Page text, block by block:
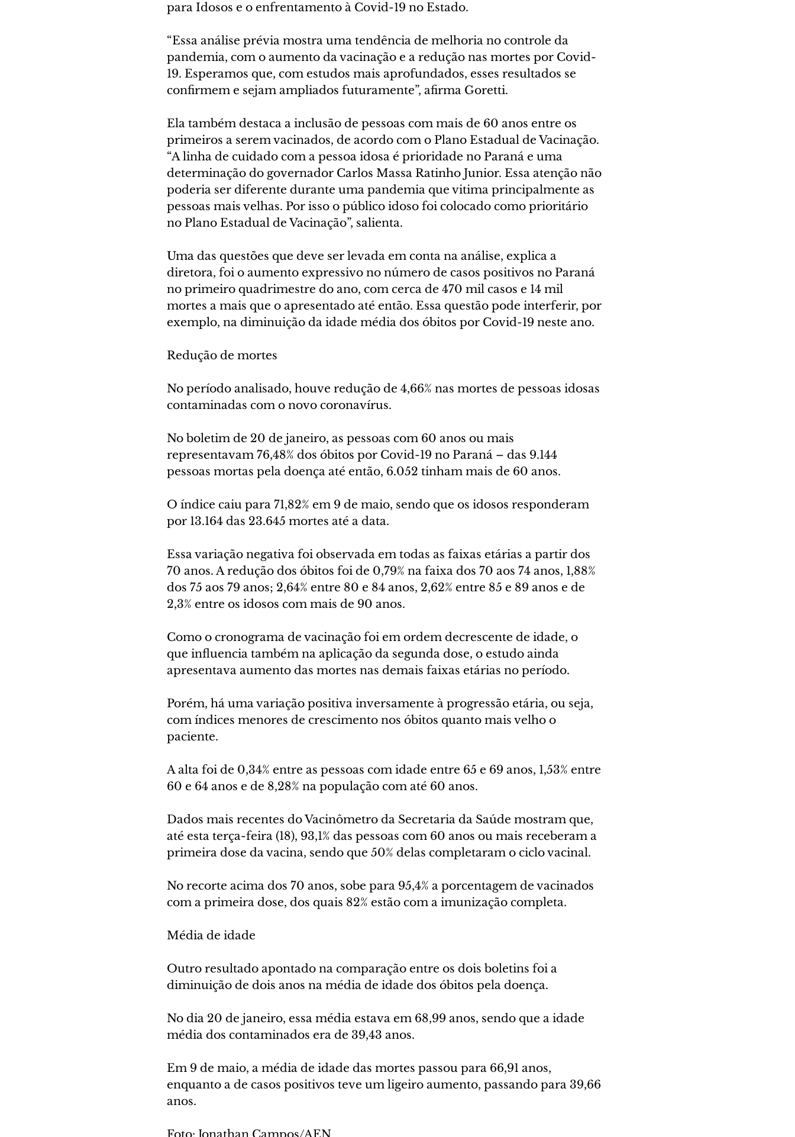
para Idosos e o enfrentamento à Covid-19 no Estado.
“Essa análise prévia mostra uma tendência de melhoria no controle da
pandemia, com o aumento da vacinação e a redução nas mortes por Covid-
19. Esperamos que, com estudos mais aprofundados, esses resultados se
confirmem e sejam ampliados futuramente”, afirma Goretti.
Ela também destaca a inclusão de pessoas com mais de 60 anos entre os
primeiros a serem vacinados, de acordo com o Plano Estadual de Vacinação.
“A linha de cuidado com a pessoa idosa é prioridade no Paraná e uma
determinação do governador Carlos Massa Ratinho Junior. Essa atenção não
poderia ser diferente durante uma pandemia que vitima principalmente as
pessoas mais velhas. Por isso o público idoso foi colocado como prioritário
no Plano Estadual de Vacinação”, salienta.
Uma das questões que deve ser levada em conta na análise, explica a
diretora, foi o aumento expressivo no número de casos positivos no Paraná
no primeiro quadrimestre do ano, com cerca de 470 mil casos e 14 mil
mortes a mais que o apresentado até então. Essa questão pode interferir, por
exemplo, na diminuição da idade média dos óbitos por Covid-19 neste ano.
Redução de mortes
No período analisado, houve redução de 4,66% nas mortes de pessoas idosas
contaminadas com o novo coronavírus.
No boletim de 20 de janeiro, as pessoas com 60 anos ou mais
representavam 76,48% dos óbitos por Covid-19 no Paraná – das 9.144
pessoas mortas pela doença até então, 6.052 tinham mais de 60 anos.
O índice caiu para 71,82% em 9 de maio, sendo que os idosos responderam
por 13.164 das 23.645 mortes até a data.
Essa variação negativa foi observada em todas as faixas etárias a partir dos
70 anos. A redução dos óbitos foi de 0,79% na faixa dos 70 aos 74 anos, 1,88%
dos 75 aos 79 anos; 2,64% entre 80 e 84 anos, 2,62% entre 85 e 89 anos e de
2,3% entre os idosos com mais de 90 anos.
Como o cronograma de vacinação foi em ordem decrescente de idade, o
que influencia também na aplicação da segunda dose, o estudo ainda
apresentava aumento das mortes nas demais faixas etárias no período.
Porém, há uma variação positiva inversamente à progressão etária, ou seja,
com índices menores de crescimento nos óbitos quanto mais velho o
paciente.
A alta foi de 0,34% entre as pessoas com idade entre 65 e 69 anos, 1,53% entre
60 e 64 anos e de 8,28% na população com até 60 anos.
Dados mais recentes do Vacinômetro da Secretaria da Saúde mostram que,
até esta terça-feira (18), 93,1% das pessoas com 60 anos ou mais receberam a
primeira dose da vacina, sendo que 50% delas completaram o ciclo vacinal.
No recorte acima dos 70 anos, sobe para 95,4% a porcentagem de vacinados
com a primeira dose, dos quais 82% estão com a imunização completa.
Média de idade
Outro resultado apontado na comparação entre os dois boletins foi a
diminuição de dois anos na média de idade dos óbitos pela doença.
No dia 20 de janeiro, essa média estava em 68,99 anos, sendo que a idade
média dos contaminados era de 39,43 anos.
Em 9 de maio, a média de idade das mortes passou para 66,91 anos,
enquanto a de casos positivos teve um ligeiro aumento, passando para 39,66
anos.